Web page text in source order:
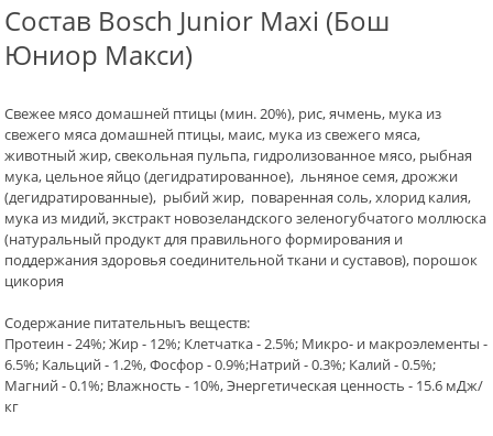
Состав Bosch Junior Maxi (Бош
Юниор Макси)
Свежее мясо домашней птицы (мин. 20%), рис, ячмень, мука из
свежего мяса домашней птицы, маис, мука из свежего мяса,
животный жир, свекольная пульпа, гидролизованное мясо, рыбная
мука, цельное яйцо (дегидратированное), льняное семя, дрожжи
(дегидратированные), рыбий жир, поваренная соль, хлорид калия,
мука из мидий, экстракт новозеландского зеленогубчатого моллюска
(натуральный продукт для правильного формирования и
поддержания здоровья соединительной ткани и суставов), порошок
цикория
Содержание питательныъ веществ:
Протеин - 24%; Жир - 12%; Клетчатка - 2.5%; Микро- и макроэлементы -
6.5%; Кальций - 1.2%, Фосфор - 0.9%;Натрий - 0.3%; Калий - 0.5%;
Магний - 0.1%; Влажность - 10%, Энергетическая ценность - 15.6 мДж/
кг